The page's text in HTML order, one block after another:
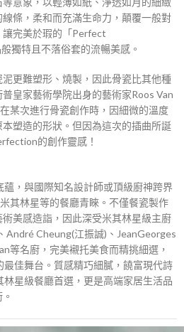
條，柔和而充滿生命力，顛覆一般對
完美於瑕的「Perfect
獨特且不落俗套的流暢美感。
更難塑形、燒製，因此骨瓷比其他種
皇家藝術學院出身的藝術家Roos Van
某次進行骨瓷創作時，因細微的溫度
塑造的形狀。但因為這次的插曲所誕
的創作靈感！
蘊，與國際知名設計師或頂級廚神跨界
其林星等的餐廳青睞。不僅餐瓷製作
美感造詣，因此深受米其林星級主廚
André Cheung(江振誠)、JeanGeorges
等名廚，完美襯托美食而精挑細選，
最佳舞台。質感精巧細膩，饒富現代詩
林星級餐廳首選，更是高端家居生活品